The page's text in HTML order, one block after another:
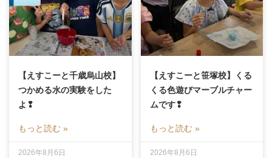
【えすこーと千歳烏山校】
つかめる水の実験をした
よ❢
もっと読む »
2026年8月6日
【えすこーと笹塚校】くる
くる色遊びマーブルチャー
ムです❢
もっと読む »
2026年8月6日